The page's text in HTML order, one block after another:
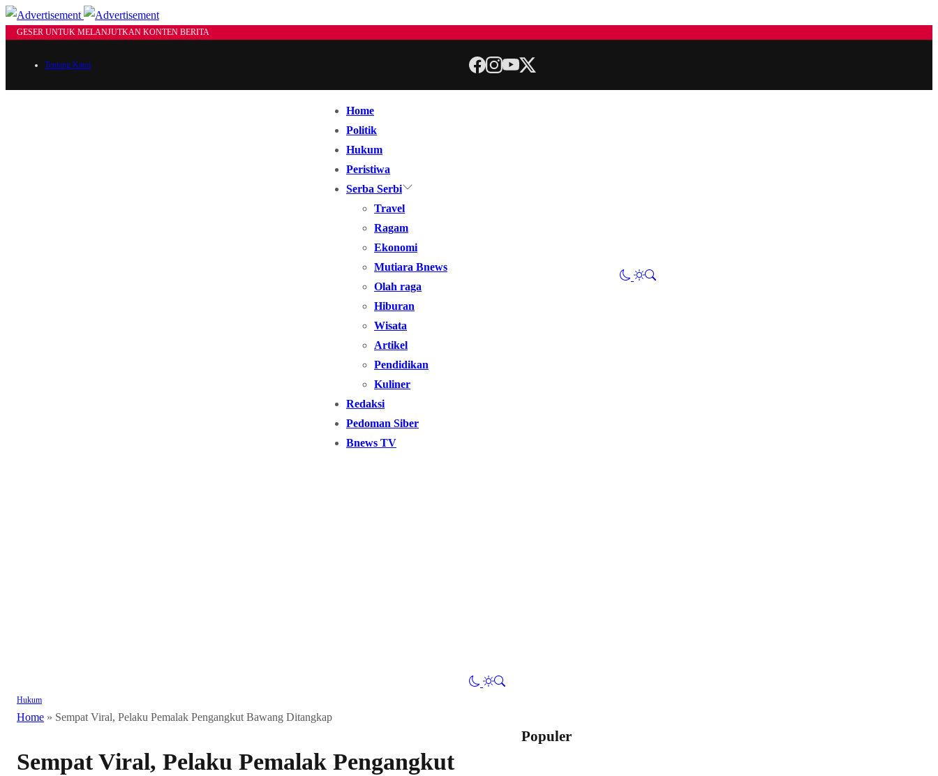
GESER UNTUK MELANJUTKAN KONTEN BERITA
Tentang Kami
Home
Politik
Hukum
Peristiwa
Serba Serbi
Travel
Ragam
Ekonomi
Mutiara Bnews
Olah raga
Hiburan
Wisata
Artikel
Pendidikan
Kuliner
Redaksi
Pedoman Siber
Bnews TV
Hukum
Home » Sempat Viral, Pelaku Pemalak Pengangkut Bawang Ditangkap
Sempat Viral, Pelaku Pemalak Pengangkut
Populer